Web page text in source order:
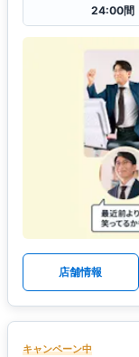
24:00間
店舗情報
キャンペーン中